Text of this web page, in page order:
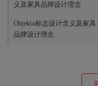
义及家具品牌设计理念
Objekto标志设计含义及家具
品牌设计理念
0